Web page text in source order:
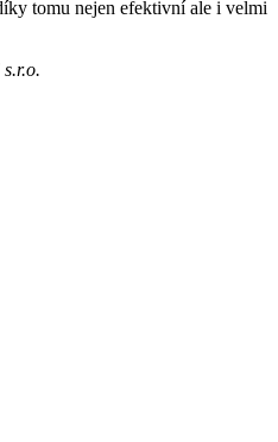
tomu nejen efektivní ale i velmi